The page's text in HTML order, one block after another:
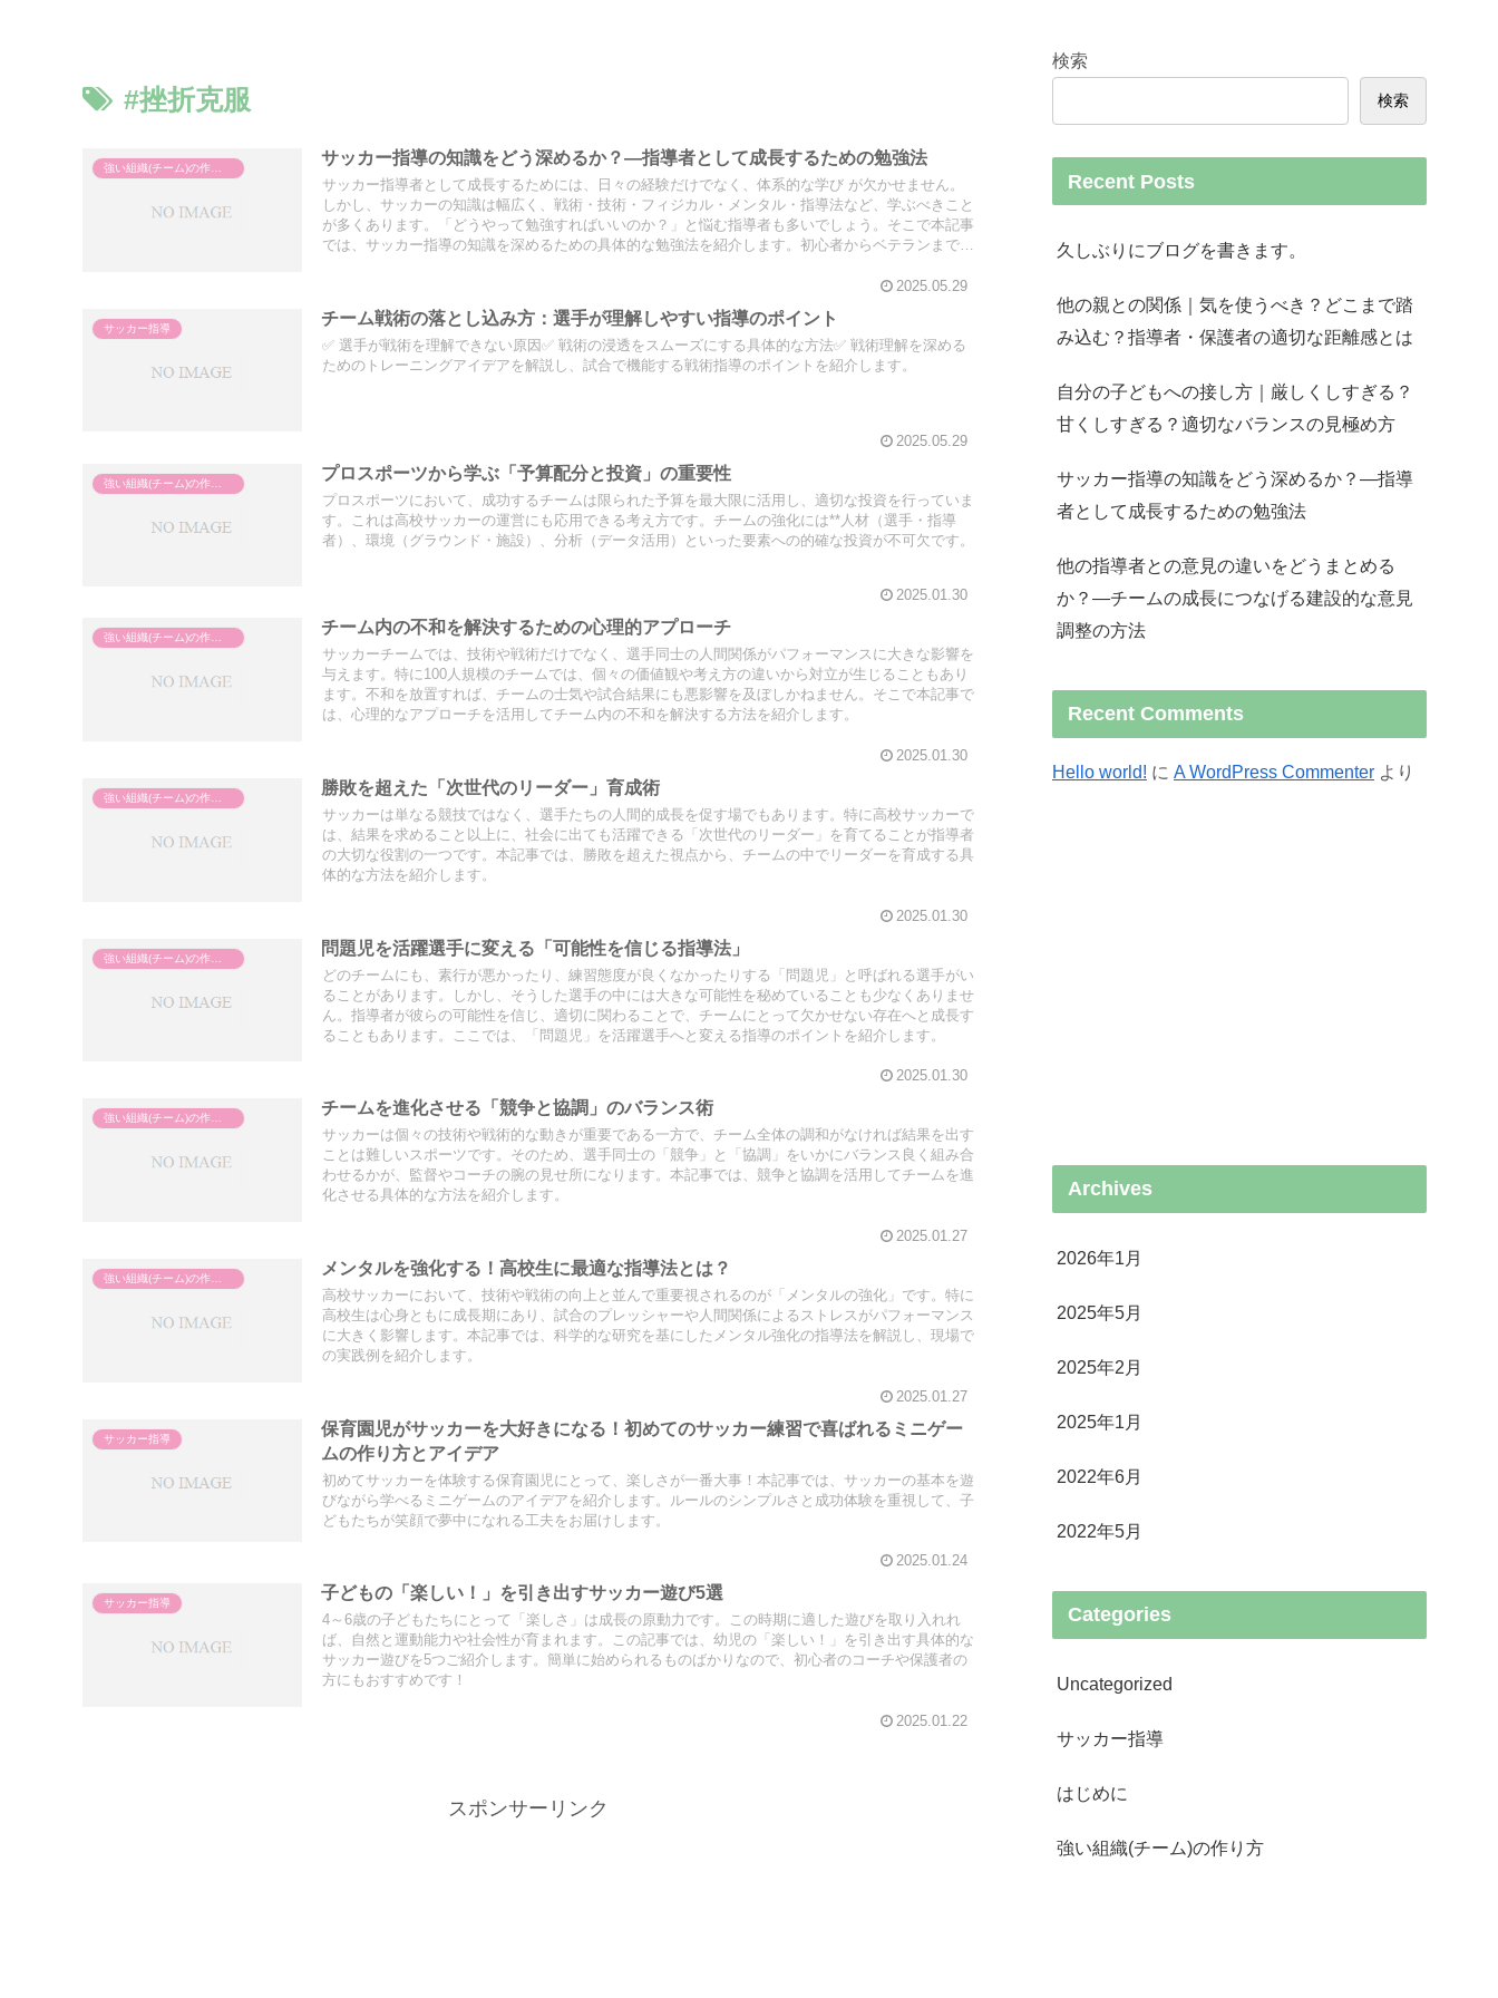
#挫折克服
サッカー指導の知識をどう深めるか？—指導者として成長するための勉強法
サッカー指導者として成長するためには、日々の経験だけでなく、体系的な学び が欠かせません。
しかし、サッカーの知識は幅広く、戦術・技術・フィジカル・メンタル・指導法など、学ぶべきこと
が多くあります。「どうやって勉強すればいいのか？」と悩む指導者も多いでしょう。そこで本記事
では、サッカー指導の知識を深めるための具体的な勉強法を紹介します。初心者からベテランまで、
2025.05.29
サッカー指導
チーム戦術の落とし込み方：選手が理解しやすい指導のポイント
✅ 選手が戦術を理解できない原因✅ 戦術の浸透をスムーズにする具体的な方法✅ 戦術理解を深める
ためのトレーニングアイデアを解説し、試合で機能する戦術指導のポイントを紹介します。
2025.05.29
プロスポーツから学ぶ「予算配分と投資」の重要性
プロスポーツにおいて、成功するチームは限られた予算を最大限に活用し、適切な投資を行っていま
す。これは高校サッカーの運営にも応用できる考え方です。チームの強化には**人材（選手・指導
者）、環境（グラウンド・施設）、分析（データ活用）といった要素への的確な投資が不可欠です。
2025.01.30
強い組織(チーム)の作り方
チーム内の不和を解決するための心理的アプローチ
サッカーチームでは、技術や戦術だけでなく、選手同士の人間関係がパフォーマンスに大きな影響を
与えます。特に100人規模のチームでは、個々の価値観や考え方の違いから対立が生じることもあり
ます。不和を放置すれば、チームの士気や試合結果にも悪影響を及ぼしかねません。そこで本記事で
は、心理的なアプローチを活用してチーム内の不和を解決する方法を紹介します。
2025.01.30
勝敗を超えた「次世代のリーダー」育成術
サッカーは単なる競技ではなく、選手たちの人間的成長を促す場でもあります。特に高校サッカーで
は、結果を求めること以上に、社会に出ても活躍できる「次世代のリーダー」を育てることが指導者
の大切な役割の一つです。本記事では、勝敗を超えた視点から、チームの中でリーダーを育成する具
体的な方法を紹介します。
2025.01.30
問題児を活躍選手に変える「可能性を信じる指導法」
どのチームにも、素行が悪かったり、練習態度が良くなかったりする「問題児」と呼ばれる選手がい
ることがあります。しかし、そうした選手の中には大きな可能性を秘めていることも少なくありませ
ん。指導者が彼らの可能性を信じ、適切に関わることで、チームにとって欠かせない存在へと成長す
ることもあります。ここでは、「問題児」を活躍選手へと変える指導のポイントを紹介します。
2025.01.30
強い組織(チーム)の作り方
チームを進化させる「競争と協調」のバランス術
サッカーは個々の技術や戦術的な動きが重要である一方で、チーム全体の調和がなければ結果を出す
ことは難しいスポーツです。そのため、選手同士の「競争」と「協調」をいかにバランス良く組み合
わせるかが、監督やコーチの腕の見せ所になります。本記事では、競争と協調を活用してチームを進
化させる具体的な方法を紹介します。
2025.01.27
メンタルを強化する！高校生に最適な指導法とは？
高校サッカーにおいて、技術や戦術の向上と並んで重要視されるのが「メンタルの強化」です。特に
高校生は心身ともに成長期にあり、試合のプレッシャーや人間関係によるストレスがパフォーマンス
に大きく影響します。本記事では、科学的な研究を基にしたメンタル強化の指導法を解説し、現場で
の実践例を紹介します。
2025.01.27
サッカー指導
保育園児がサッカーを大好きになる！初めてのサッカー練習で喜ばれるミニゲー
ムの作り方とアイデア
初めてサッカーを体験する保育園児にとって、楽しさが一番大事！本記事では、サッカーの基本を遊
びながら学べるミニゲームのアイデアを紹介します。ルールのシンプルさと成功体験を重視して、子
どもたちが笑顔で夢中になれる工夫をお届けします。
2025.01.24
サッカー指導
子どもの「楽しい！」を引き出すサッカー遊び5選
4～6歳の子どもたちにとって「楽しさ」は成長の原動力です。この時期に適した遊びを取り入れれ
ば、自然と運動能力や社会性が育まれます。この記事では、幼児の「楽しい！」を引き出す具体的な
サッカー遊びを5つご紹介します。簡単に始められるものばかりなので、初心者のコーチや保護者の
方にもおすすめです！
2025.01.22
スポンサーリンク
検索
検索
Recent Posts
久しぶりにブログを書きます。
他の親との関係｜気を使うべき？どこまで踏
み込む？指導者・保護者の適切な距離感とは
自分の子どもへの接し方｜厳しくしすぎる？
甘くしすぎる？適切なバランスの見極め方
サッカー指導の知識をどう深めるか？—指導
者として成長するための勉強法
他の指導者との意見の違いをどうまとめる
か？—チームの成長につなげる建設的な意見
調整の方法
Recent Comments
Hello world! に A WordPress Commenter より
Archives
2026年1月
2025年5月
2025年2月
2025年1月
2022年6月
2022年5月
Categories
Uncategorized
サッカー指導
はじめに
強い組織(チーム)の作り方